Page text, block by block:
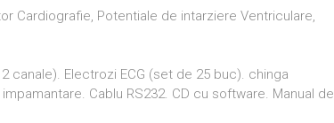
Cardiografie, Potentiale de intarziere Ventriculare,
canale). Electrozi ECG (set de 25 buc). chinga
Cablu RS232. CD cu software. Manual de